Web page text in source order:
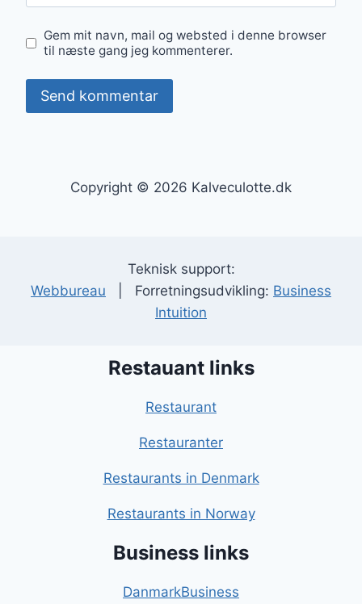
Gem mit navn, mail og websted i denne browser
til næste gang jeg kommenterer.
Copyright © 2026 Kalveculotte.dk
Teknisk support:
Webbureau | Forretningsudvikling: Business
Intuition
Restauant links
Restaurant
Restauranter
Restaurants in Denmark
Restaurants in Norway
Business links
DanmarkBusiness